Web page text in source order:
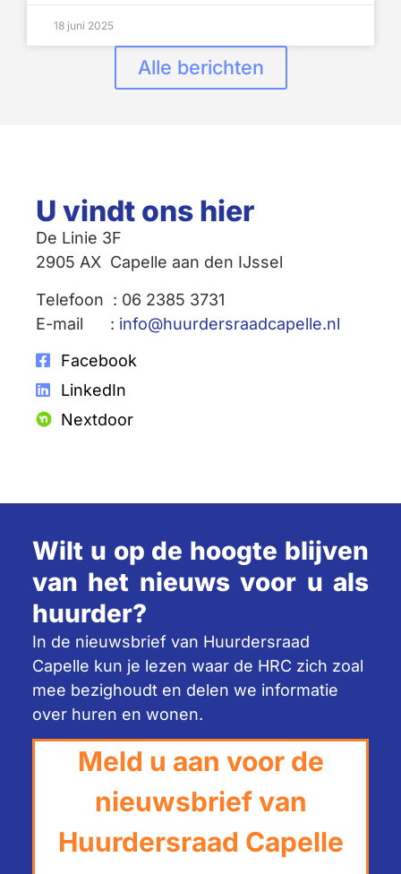
18 juni 2025
Alle berichten
U vindt ons hier
De Linie 3F
2905 AX Capelle aan den IJssel
Telefoon : 06 2385 3731
E-mail : info@huurdersraadcapelle.nl
Facebook
LinkedIn
Nextdoor
Wilt u op de hoogte blijven
van het nieuws voor u als
huurder?
In de nieuwsbrief van Huurdersraad
Capelle kun je lezen waar de HRC zich zoal
mee bezighoudt en delen we informatie
over huren en wonen.
Meld u aan voor de
nieuwsbrief van
Huurdersraad Capelle